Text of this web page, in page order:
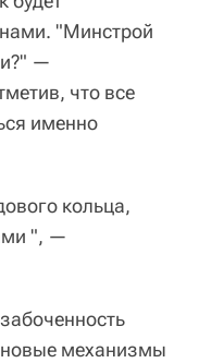
"Минстрой
—
что все
именно
кольца,
", —
новые механизмы